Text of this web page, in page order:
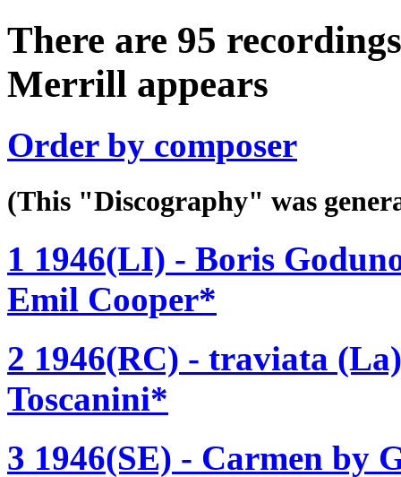
There are 95
Merrill appears
Order by composer
(This "Discography" was
1 1946(LI) - Boris
Emil Cooper*
2 1946(RC) - traviata
Toscanini*
3 1946(SE) - Carmen by